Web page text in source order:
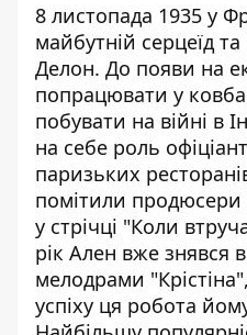
8 листопада 1935 у
майбутній серцеїд
Делон. До появи на
попрацювати у
побувати на війні в
на себе роль
паризьких
помітили
у стрічці "Коли
рік Ален вже знявся
мелодрами
успіху ця робота